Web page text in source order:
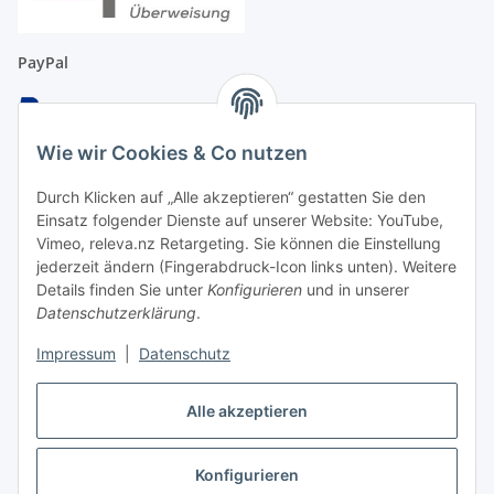
Alle akzeptieren
Konfigurieren
Wie wir Cookies & Co nutzen
Durch Klicken auf „Alle akzeptieren“ gestatten Sie den
Einsatz folgender Dienste auf unserer Website: YouTube,
Vimeo, releva.nz Retargeting. Sie können die Einstellung
jederzeit ändern (Fingerabdruck-Icon links unten). Weitere
Details finden Sie unter Konfigurieren und in unserer
Datenschutzerklärung.
Impressum Datenschutz
PayPal
EC & Kreditkartenzahlung bei Abholung
Barzahlung bei Abholung
Vertrag widerrufen